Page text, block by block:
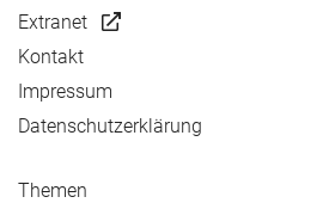
Extranet
Kontakt
Impressum
Datenschutzerklärung
Themen